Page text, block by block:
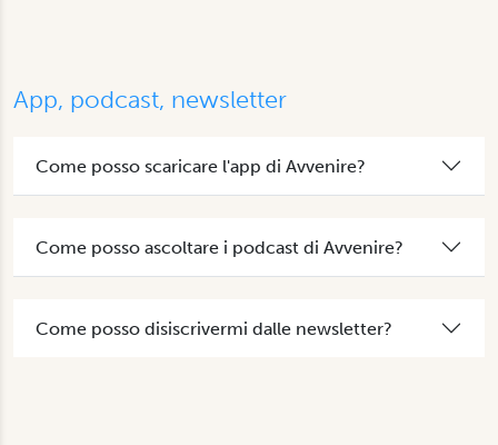
App, podcast, newsletter
Come posso scaricare l'app di Avvenire?
Come posso ascoltare i podcast di Avvenire?
Come posso disiscrivermi dalle newsletter?